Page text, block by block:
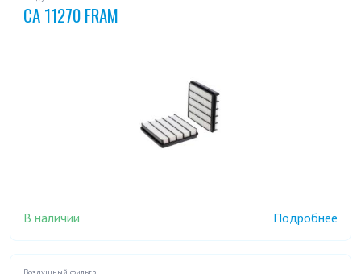
CA 11270 FRAM
В наличии Подробнее